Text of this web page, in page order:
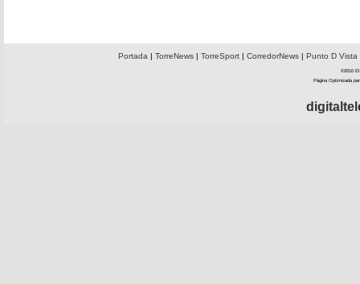
Portada | TorreNews| TorreSport| CorredorNews| Punto D Vista
©2010 El
Página Optimizada